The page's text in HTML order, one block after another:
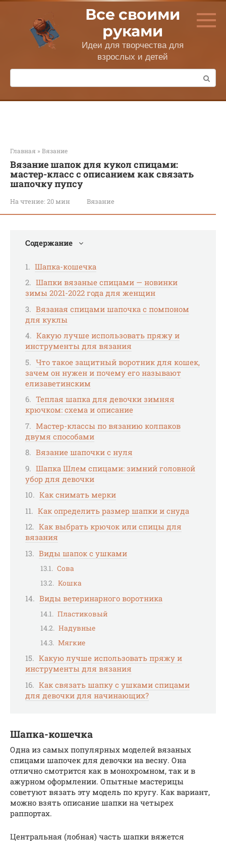
Перейти
контенту
Все своими
руками
Идеи для творчества для
взрослых и детей
Поиск:
Главная » Вязание
Вязание шапок для кукол спицами:
мастер-класс с описанием как связать
шапочку пупсу
На чтение: 20 мин Вязание
Содержание
Шапка-кошечка
Шапки вязаные спицами — новинки
зимы 2021-2022 года для женщин
Вязаная спицами шапочка с помпоном
для куклы
Какую лучше использовать пряжу и
инструменты для вязания
Что такое защитный воротник для кошек,
зачем он нужен и почему его называют
елизаветинским
Теплая шапка для девочки зимняя
крючком: схема и описание
Мастер-классы по вязанию колпаков
двумя способами
Вязание шапочки с нуля
Шапка Шлем спицами: зимний головной
убор для девочки
Как снимать мерки
Как определить размер шапки и снуда
Как выбрать крючок или спицы для
вязания
Виды шапок с ушками
Сова
Кошка
Виды ветеринарного воротника
Пластиковый
Надувные
Мягкие
Какую лучше использовать пряжу и
инструменты для вязания
Как связать шапку с ушками спицами
для девочки для начинающих?
Шапка-кошечка
Одна из самых популярных моделей вязаных
спицами шапочек для девочки на весну. Она
отлично смотрится как в монохромном, так и в
ажурном оформлении. Опытные мастерицы
советуют вязать эту модель по кругу. Как вариант,
можно взять описание шапки на четырех
раппортах.
Центральная (лобная) часть шапки вяжется